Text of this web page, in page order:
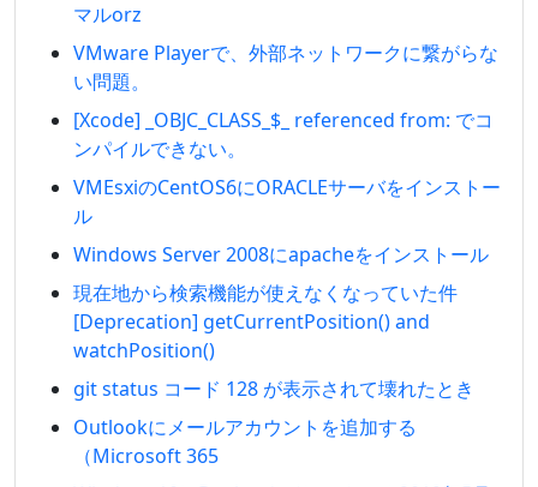
マルorz
VMware Playerで、外部ネットワークに繋がらな
い問題。
[Xcode] _OBJC_CLASS_$_ referenced from: でコ
ンパイルできない。
VMEsxiのCentOS6にORACLEサーバをインストー
ル
Windows Server 2008にapacheをインストール
現在地から検索機能が使えなくなっていた件
[Deprecation] getCurrentPosition() and
watchPosition()
git status コード 128 が表示されて壊れたとき
Outlookにメールアカウントを追加する
（Microsoft 365